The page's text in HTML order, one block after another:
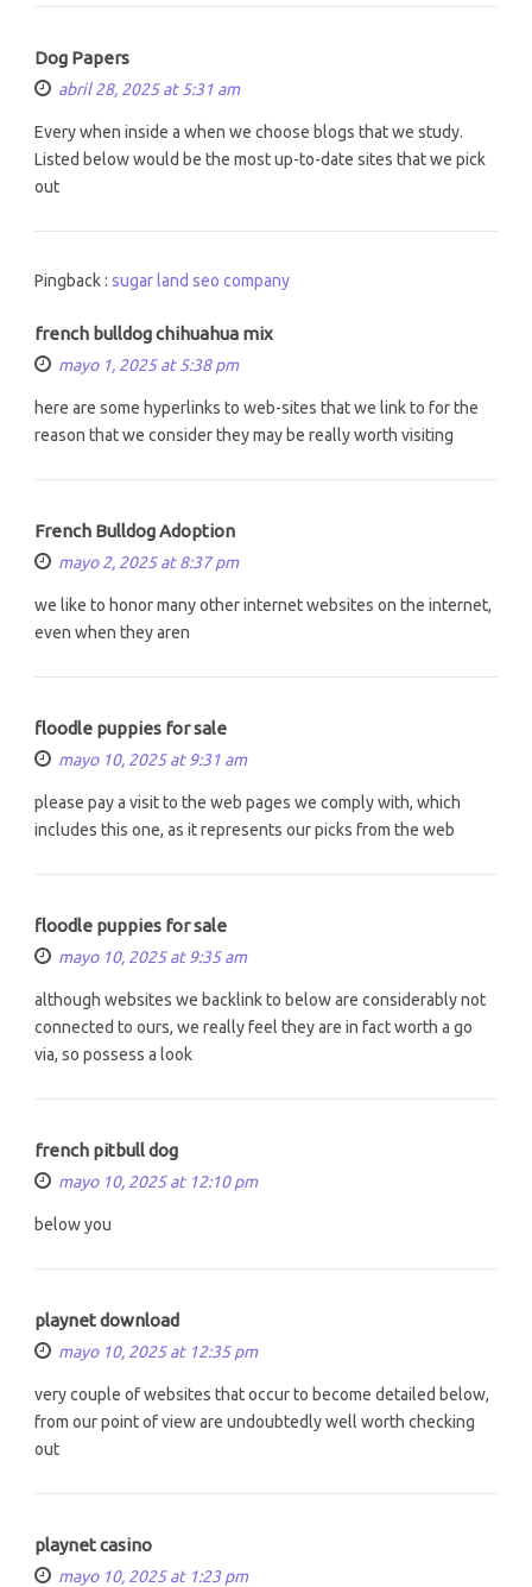
Dog Papers
abril 28, 2025 at 5:31 am
Every when inside a when we choose blogs that we study.
Listed below would be the most up-to-date sites that we pick
out
Pingback : sugar land seo company
french bulldog chihuahua mix
mayo 1, 2025 at 5:38 pm
here are some hyperlinks to web-sites that we link to for the
reason that we consider they may be really worth visiting
French Bulldog Adoption
mayo 2, 2025 at 8:37 pm
we like to honor many other internet websites on the internet,
even when they aren
floodle puppies for sale
mayo 10, 2025 at 9:31 am
please pay a visit to the web pages we comply with, which
includes this one, as it represents our picks from the web
floodle puppies for sale
mayo 10, 2025 at 9:35 am
although websites we backlink to below are considerably not
connected to ours, we really feel they are in fact worth a go
via, so possess a look
french pitbull dog
mayo 10, 2025 at 12:10 pm
below you
playnet download
mayo 10, 2025 at 12:35 pm
very couple of websites that occur to become detailed below,
from our point of view are undoubtedly well worth checking
out
playnet casino
mayo 10, 2025 at 1:23 pm